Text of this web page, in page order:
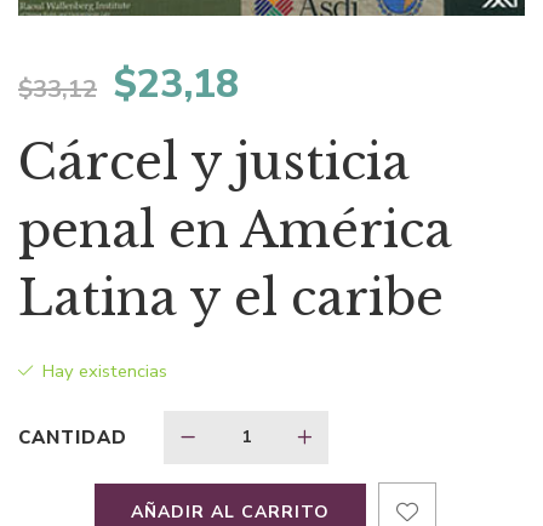
$33,12 El
precio
original
era:
$33,12.
$23,18
precio
actual
es:
$23,18.
Cárcel y justicia
penal en América
Latina y el caribe
Hay existencias
CANTIDAD
AÑADIR AL CARRITO